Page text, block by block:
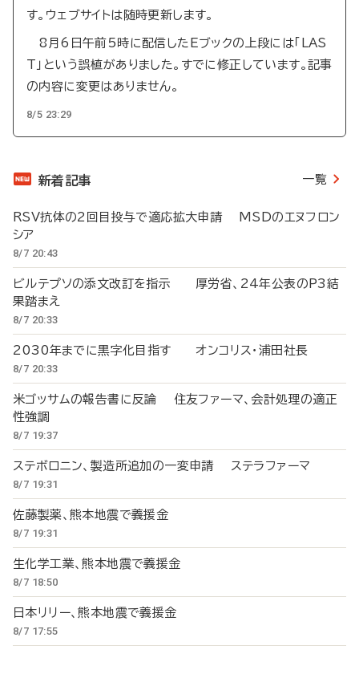
す。ウェブサイトは随時更新します。
8月6日午前5時に配信したEブックの上段には「LAS
T」という誤植がありました。すでに修正しています。記事
の内容に変更はありません。
8/5 23:29
新着記事 一覧
RSV抗体の2回目投与で適応拡大申請 MSDのエヌフロン
シア
8/7 20:43
ビルテプソの添文改訂を指示 厚労省、24年公表のP3結
果踏まえ
8/7 20:33
2030年までに黒字化目指す オンコリス・浦田社長
8/7 20:33
米ゴッサムの報告書に反論 住友ファーマ、会計処理の適正
性強調
8/7 19:37
ステボロニン、製造所追加の一変申請 ステラファーマ
8/7 19:31
佐藤製薬、熊本地震で義援金
8/7 19:31
生化学工業、熊本地震で義援金
8/7 18:50
日本リリー、熊本地震で義援金
8/7 17:55